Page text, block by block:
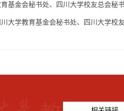
基金会秘书处、四川大学校友总会秘
大学教育基金会秘书处、四川大学